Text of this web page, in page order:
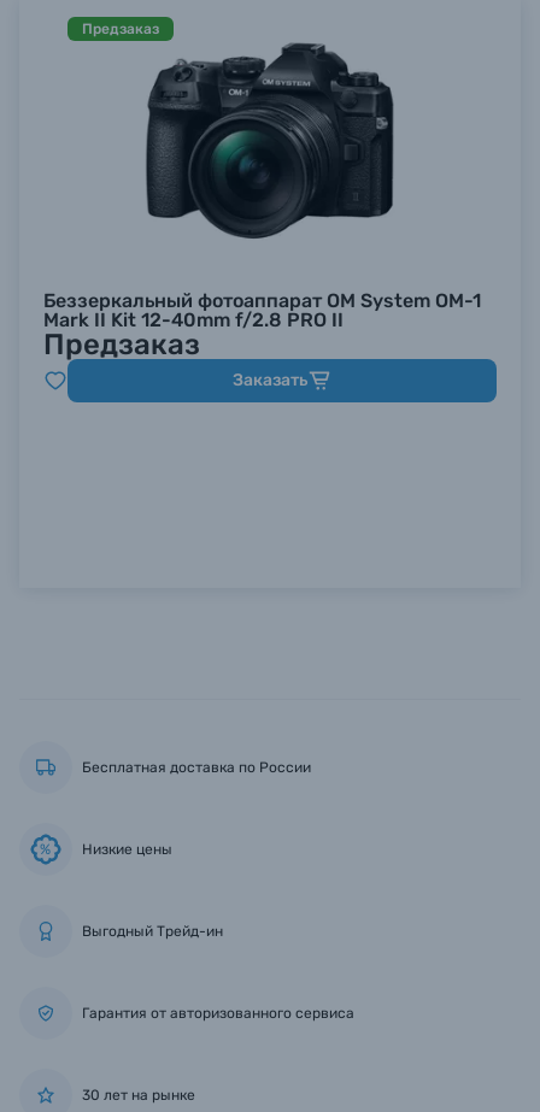
Предзаказ
Беззеркальный фотоаппарат OM System OM-1
Mark II Kit 12-40mm f/2.8 PRO II
Предзаказ
Заказать
Бесплатная доставка по России
% Низкие цены
Выгодный Трейд-ин
Гарантия от авторизованного сервиса
30 лет на рынке